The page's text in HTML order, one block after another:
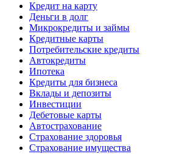
Кредит на карту
Деньги в долг
Микрокредиты и займы
Кредитные карты
Потребительские кредиты
Автокредиты
Ипотека
Кредиты для бизнеса
Вклады и депозиты
Инвестиции
Дебетовые карты
Автострахование
Страхование здоровья
Страхование имущества